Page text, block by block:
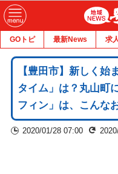
GOトピ 最新News 求
【豊田市】新しく始
タイム」は？丸山町
フィン」は、こんな
2020/01/28 07:00